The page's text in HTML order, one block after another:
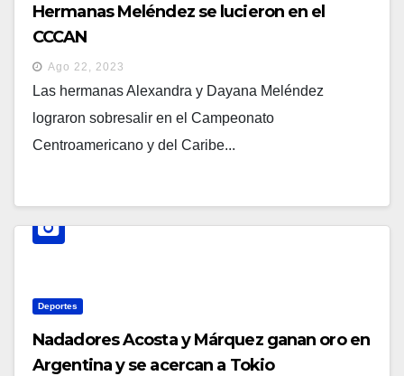
Hermanas Meléndez se lucieron en el
CCCAN
Ago 22, 2023
Las hermanas Alexandra y Dayana Meléndez
lograron sobresalir en el Campeonato
Centroamericano y del Caribe...
Deportes
Nadadores Acosta y Márquez ganan oro en
Argentina y se acercan a Tokio